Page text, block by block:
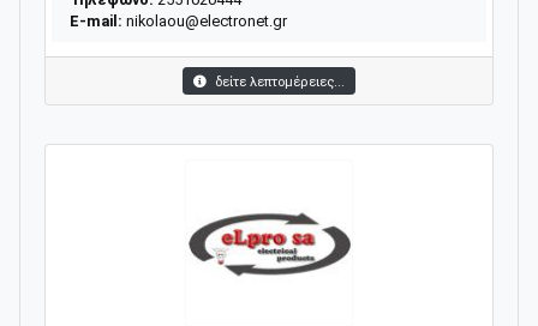
E-mail: nikolaou@electronet.gr
δείτε λεπτομέρειες...